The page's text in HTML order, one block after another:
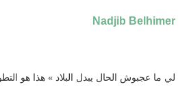
Nadjib Belhimer